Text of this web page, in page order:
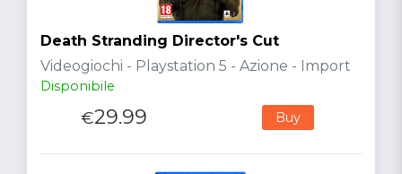
Death Stranding Director's Cut
Videogiochi - Playstation 5 - Azione - Import
Disponibile
€29.99 Buy